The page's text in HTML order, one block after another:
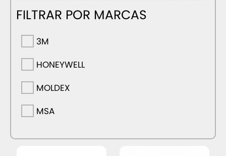
FILTRAR POR MARCAS
3M
HONEYWELL
MOLDEX
MSA